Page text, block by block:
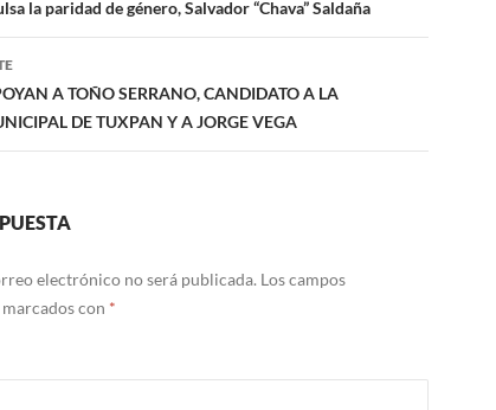
la paridad de género, Salvador “Chava” Saldaña
A TOÑO SERRANO, CANDIDATO A LA
DE TUXPAN Y A JORGE VEGA
electrónico no será publicada. Los campos
con *